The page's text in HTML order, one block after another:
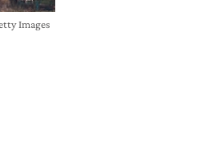
Images